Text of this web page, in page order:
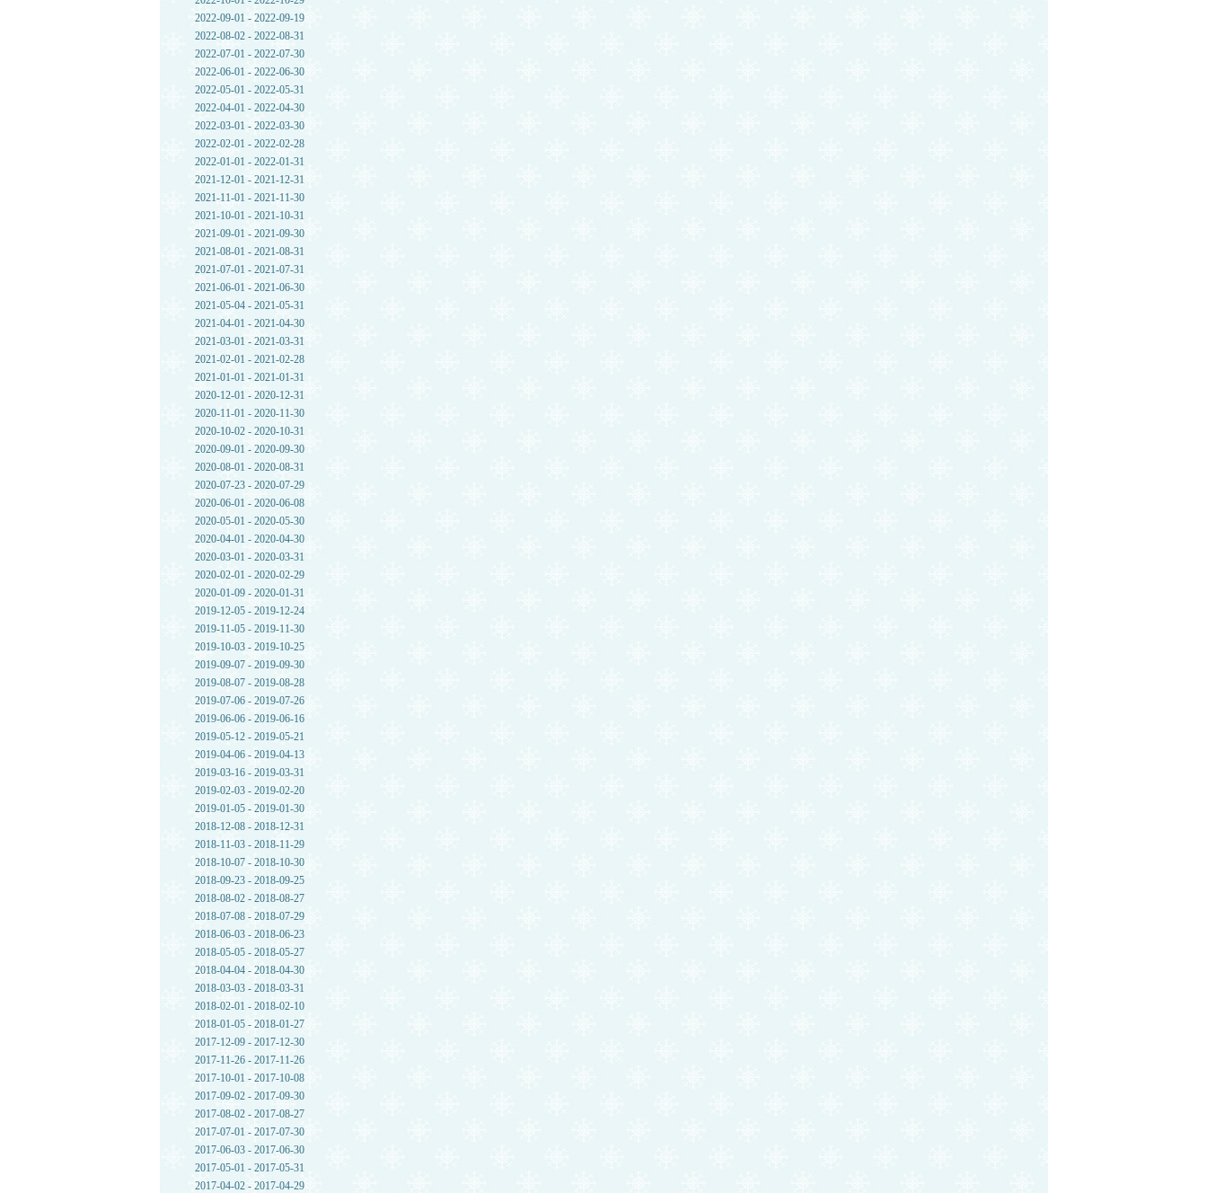
2022-09-01 - 2022-09-19
2022-08-02 - 2022-08-31
2022-07-01 - 2022-07-30
2022-06-01 - 2022-06-30
2022-05-01 - 2022-05-31
2022-04-01 - 2022-04-30
2022-03-01 - 2022-03-30
2022-02-01 - 2022-02-28
2022-01-01 - 2022-01-31
2021-12-01 - 2021-12-31
2021-11-01 - 2021-11-30
2021-10-01 - 2021-10-31
2021-09-01 - 2021-09-30
2021-08-01 - 2021-08-31
2021-07-01 - 2021-07-31
2021-06-01 - 2021-06-30
2021-05-04 - 2021-05-31
2021-04-01 - 2021-04-30
2021-03-01 - 2021-03-31
2021-02-01 - 2021-02-28
2021-01-01 - 2021-01-31
2020-12-01 - 2020-12-31
2020-11-01 - 2020-11-30
2020-10-02 - 2020-10-31
2020-09-01 - 2020-09-30
2020-08-01 - 2020-08-31
2020-07-23 - 2020-07-29
2020-06-01 - 2020-06-08
2020-05-01 - 2020-05-30
2020-04-01 - 2020-04-30
2020-03-01 - 2020-03-31
2020-02-01 - 2020-02-29
2020-01-09 - 2020-01-31
2019-12-05 - 2019-12-24
2019-11-05 - 2019-11-30
2019-10-03 - 2019-10-25
2019-09-07 - 2019-09-30
2019-08-07 - 2019-08-28
2019-07-06 - 2019-07-26
2019-06-06 - 2019-06-16
2019-05-12 - 2019-05-21
2019-04-06 - 2019-04-13
2019-03-16 - 2019-03-31
2019-02-03 - 2019-02-20
2019-01-05 - 2019-01-30
2018-12-08 - 2018-12-31
2018-11-03 - 2018-11-29
2018-10-07 - 2018-10-30
2018-09-23 - 2018-09-25
2018-08-02 - 2018-08-27
2018-07-08 - 2018-07-29
2018-06-03 - 2018-06-23
2018-05-05 - 2018-05-27
2018-04-04 - 2018-04-30
2018-03-03 - 2018-03-31
2018-02-01 - 2018-02-10
2018-01-05 - 2018-01-27
2017-12-09 - 2017-12-30
2017-11-26 - 2017-11-26
2017-10-01 - 2017-10-08
2017-09-02 - 2017-09-30
2017-08-02 - 2017-08-27
2017-07-01 - 2017-07-30
2017-06-03 - 2017-06-30
2017-05-01 - 2017-05-31
2017-04-02 - 2017-04-29